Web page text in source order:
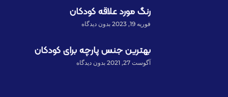
رنگ مورد علاقه کودکان
فوریه 19, 2023 بدون دیدگاه
بهترین جنس پارچه برای کودکان
آگوست 27, 2021 بدون دیدگاه